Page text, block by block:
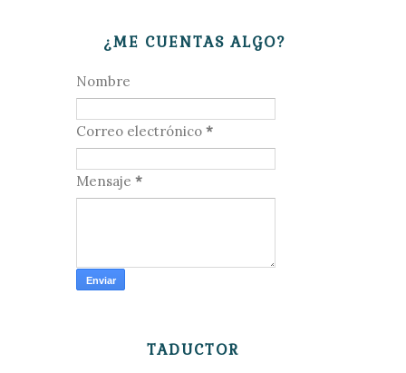
¿ME CUENTAS ALGO?
Nombre
Correo electrónico *
Mensaje *
TADUCTOR